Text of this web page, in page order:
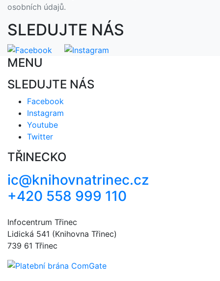
osobních údajů.
SLEDUJTE NÁS
MENU
SLEDUJTE NÁS
Facebook
Instagram
Youtube
Twitter
TŘINECKO
ic@knihovnatrinec.cz
+420 558 999 110
Infocentrum Třinec
Lidická 541 (Knihovna Třinec)
739 61 Třinec